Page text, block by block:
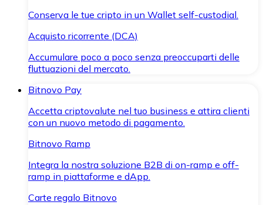
Conserva le tue cripto in un Wallet self-custodial.
Acquisto ricorrente (DCA)
Accumulare poco a poco senza preoccuparti delle
fluttuazioni del mercato.
Bitnovo Pay
Accetta criptovalute nel tuo business e attira clienti
con un nuovo metodo di pagamento.
Bitnovo Ramp
Integra la nostra soluzione B2B di on-ramp e off-
ramp in piattaforme e dApp.
Carte regalo Bitnovo